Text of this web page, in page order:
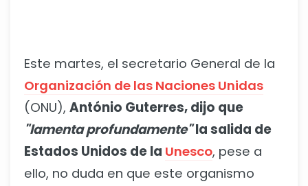
Este martes, el secretario General de la
Organización de las Naciones Unidas
(ONU), António Guterres, dijo que
"lamenta profundamente"la salida de
Estados Unidos de la Unesco, pese a
ello, no duda en que este organismo